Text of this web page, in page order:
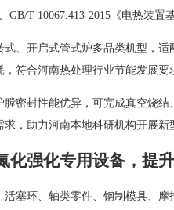
GB/T 10067.413‑2015《电热
、开启式管式炉多品类机型，
符合河南热处理行业节能发展要
密封性能优异，可完成真空烧
，助力河南本地科研机构开展
化强化专用设备，提
塞环、轴类零件、钢制模具、